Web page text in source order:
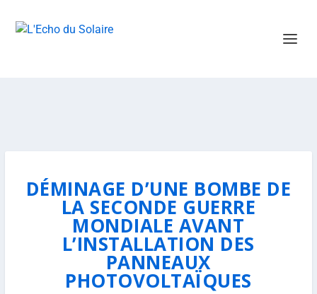
DÉMINAGE D’UNE BOMBE DE
LA SECONDE GUERRE
MONDIALE AVANT
L’INSTALLATION DES
PANNEAUX
PHOTOVOLTAÏQUES